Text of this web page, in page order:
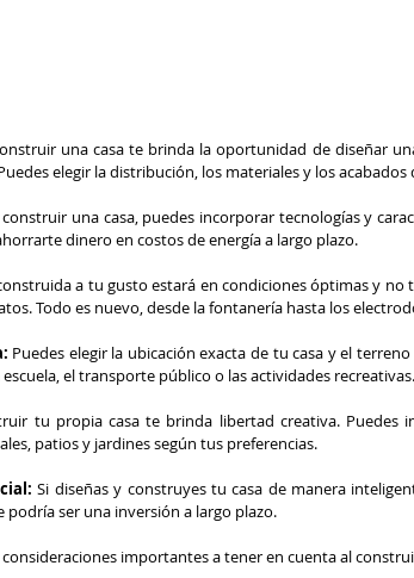
una casa te brinda la oportunidad de diseñar
elegir la distribución, los materiales y los
una casa, puedes incorporar tecnologías y
dinero en costos de energía a largo plazo.
a tu gusto estará en condiciones óptimas y
Todo es nuevo, desde la fontanería hasta los
Puedes elegir la ubicación exacta de tu casa y el
el transporte público o las actividades recreativas.
tu propia casa te brinda libertad creativa. Puedes
patios y jardines según tus preferencias.
Si diseñas y construyes tu casa de manera
ser una inversión a largo plazo.
importantes a tener en cuenta al